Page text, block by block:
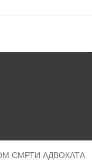
СМРТИ АДВОКАТА